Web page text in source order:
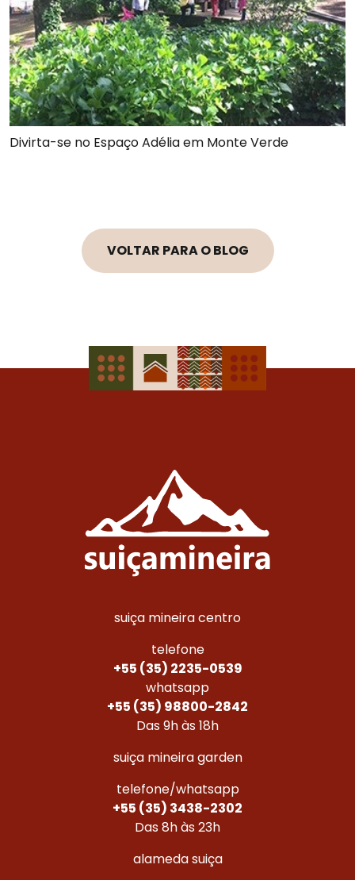
Divirta-se no Espaço Adélia em Monte Verde
VOLTAR PARA O BLOG
suiça mineira centro
telefone
+55 (35) 2235-0539
whatsapp
+55 (35) 98800-2842
Das 9h às 18h
suiça mineira garden
telefone/whatsapp
+55 (35) 3438-2302
Das 8h às 23h
alameda suiça